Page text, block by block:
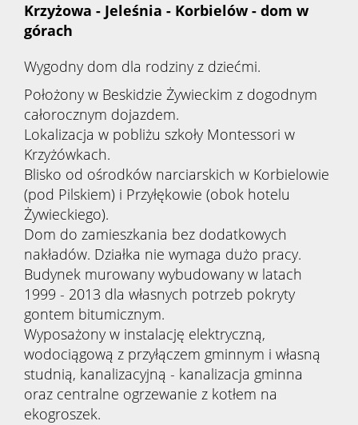
Krzyżowa - Jeleśnia - Korbielów - dom w
górach
Wygodny dom dla rodziny z dziećmi.
Położony w Beskidzie Żywieckim z dogodnym
całorocznym dojazdem.
Lokalizacja w pobliżu szkoły Montessori w
Krzyżówkach.
Blisko od ośrodków narciarskich w Korbielowie
(pod Pilskiem) i Przyłękowie (obok hotelu
Żywieckiego).
Dom do zamieszkania bez dodatkowych
nakładów. Działka nie wymaga dużo pracy.
Budynek murowany wybudowany w latach
1999 - 2013 dla własnych potrzeb pokryty
gontem bitumicznym.
Wyposażony w instalację elektryczną,
wodociągową z przyłączem gminnym i własną
studnią, kanalizacyjną - kanalizacja gminna
oraz centralne ogrzewanie z kotłem na
ekogroszek.